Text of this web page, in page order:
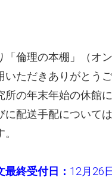
「倫理の本棚」（オ
いただきありがとうご
所の年末年始の休館
に配送手配について
終受付日： 12月26